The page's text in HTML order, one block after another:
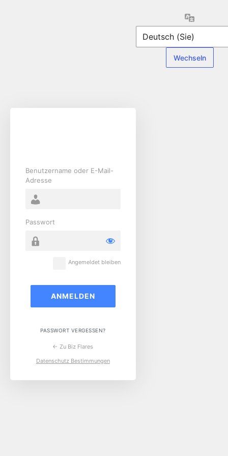
Benutzername oder E-Mail-
Adresse
Passwort
Angemeldet bleiben
PASSWORT VERGESSEN?
← Zu Biz Flares
Datenschutz Bestimmungen
Sprache